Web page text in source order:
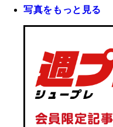
写真をもっと見る